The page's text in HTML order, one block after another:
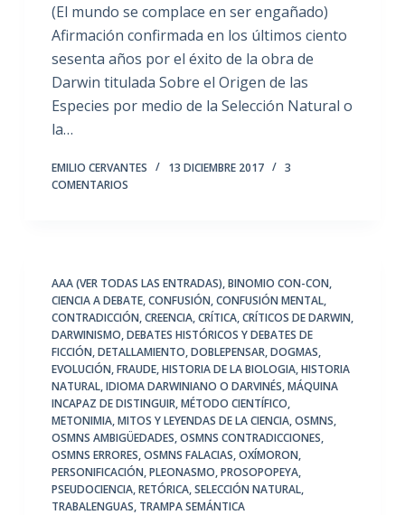
(El mundo se complace en ser engañado)
Afirmación confirmada en los últimos ciento
sesenta años por el éxito de la obra de
Darwin titulada Sobre el Origen de las
Especies por medio de la Selección Natural o
la…
EMILIO CERVANTES 13 DICIEMBRE 2017
3
COMENTARIOS
AAA (VER TODAS LAS ENTRADAS),BINOMIO CON-CON,
CIENCIA A DEBATE,CONFUSIÓN,CONFUSIÓN MENTAL,
CONTRADICCIÓN,CREENCIA,CRÍTICA,CRÍTICOS DE DARWIN,
DARWINISMO,DEBATES HISTÓRICOS Y DEBATES DE
FICCIÓN,DETALLAMIENTO,DOBLEPENSAR,DOGMAS,
EVOLUCIÓN,FRAUDE,HISTORIA DE LA BIOLOGIA,HISTORIA
NATURAL,IDIOMA DARWINIANO O DARVINÉS,MÁQUINA
INCAPAZ DE DISTINGUIR,MÉTODO CIENTÍFICO,
METONIMIA,MITOS Y LEYENDAS DE LA CIENCIA,OSMNS,
OSMNS AMBIGÜEDADES,OSMNS CONTRADICCIONES,
OSMNS ERRORES,OSMNS FALACIAS,OXÍMORON,
PERSONIFICACIÓN,PLEONASMO,PROSOPOPEYA,
PSEUDOCIENCIA,RETÓRICA,SELECCIÓN NATURAL,
TRABALENGUAS, TRAMPA SEMÁNTICA